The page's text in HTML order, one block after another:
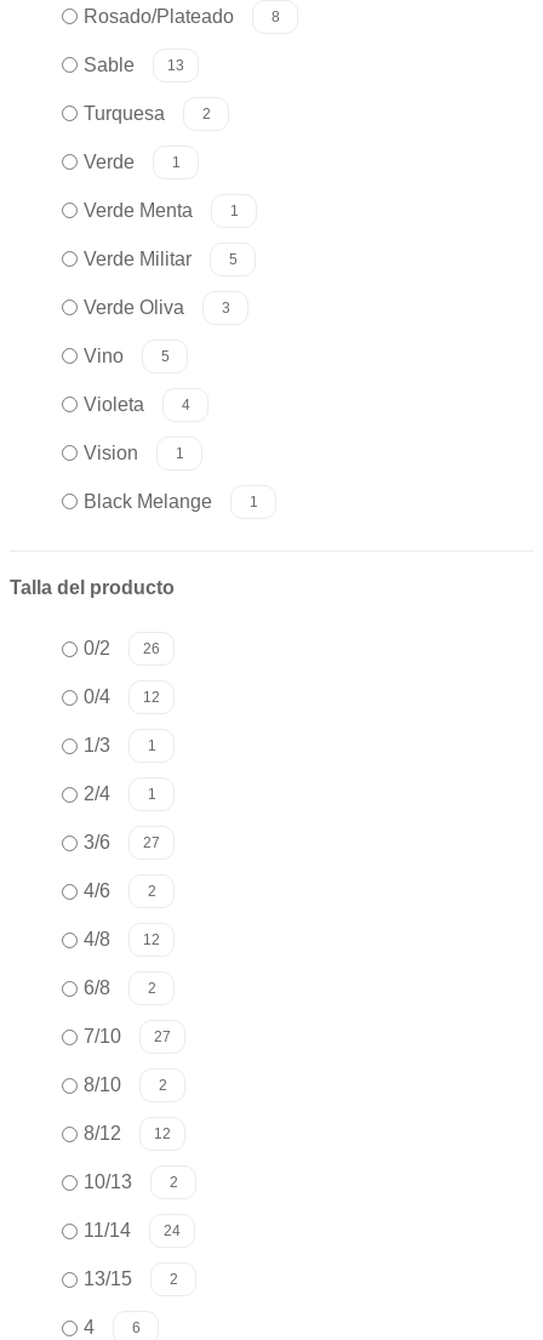
Rosado/Plateado 8
Sable 13
Turquesa 2
Verde 1
Verde Menta 1
Verde Militar 5
Verde Oliva 3
Vino 5
Violeta 4
Vision 1
Black Melange 1
Talla del producto
0/2 26
0/4 12
1/3 1
2/4 1
3/6 27
4/6 2
4/8 12
6/8 2
7/10 27
8/10 2
8/12 12
10/13 2
11/14 24
13/15 2
4 6